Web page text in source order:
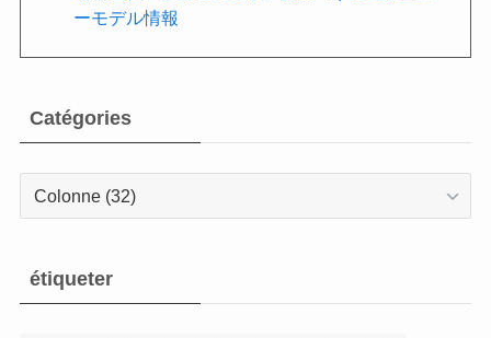
ーモデル情報
Catégories
Catégories
étiqueter